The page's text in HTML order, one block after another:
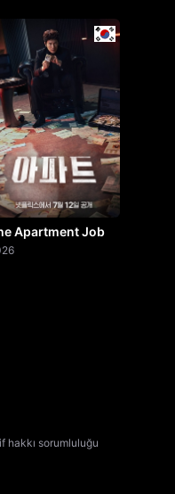
Apartment Job
hakkı sorumluluğu